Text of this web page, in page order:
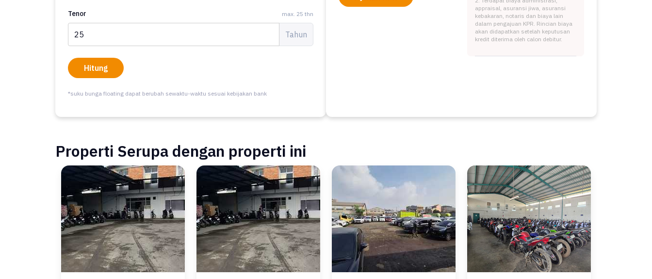
Tenor max. 25 thn
Tahun
Hitung
*suku bunga floating dapat berubah sewaktu-waktu sesuai kebijakan bank
appraisal, asuransi jiwa, asuransi
kebakaran, notaris dan biaya lain
dalam pengajuan KPR. Rincian biaya
akan didapatkan setelah keputusan
kredit diterima oleh calon debitur.
Properti Serupa dengan properti ini